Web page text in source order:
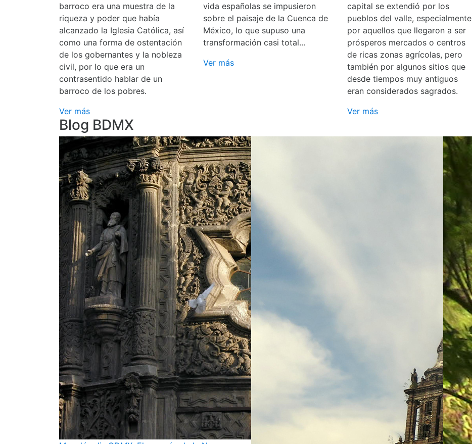
barroco era una muestra de la
riqueza y poder que había
alcanzado la Iglesia Católica, así
como una forma de ostentación
de los gobernantes y la nobleza
civil, por lo que era un
contrasentido hablar de un
barroco de los pobres.
Ver más
vida españolas se impusieron
sobre el paisaje de la Cuenca de
México, lo que supuso una
transformación casi total...
Ver más
capital se extendió por los
pueblos del valle, especialmente
por aquellos que llegaron a ser
prósperos mercados o centros
de ricas zonas agrícolas, pero
también por algunos sitios que
desde tiempos muy antiguos
eran considerados sagrados.
Ver más
Blog BDMX